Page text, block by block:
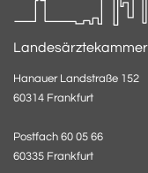
Hanauer Landstraße 152
60314 Frankfurt
Postfach 60 05 66
60335 Frankfurt